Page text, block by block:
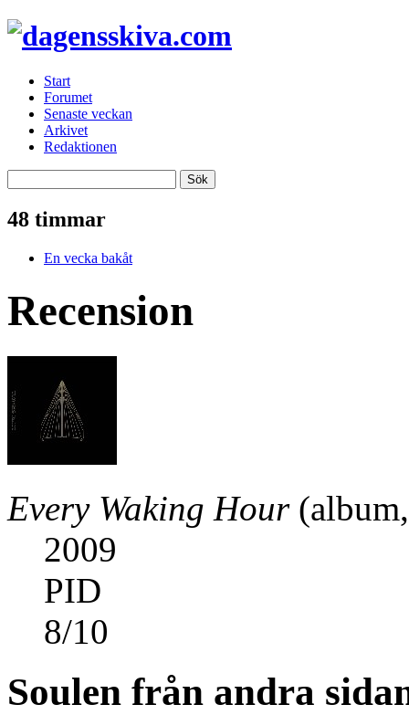
Start
Forumet
Senaste veckan
Arkivet
Redaktionen
48 timmar
En vecka bakåt
Recension
Every Waking Hour
2009
PID
8/10
Soulen från andra